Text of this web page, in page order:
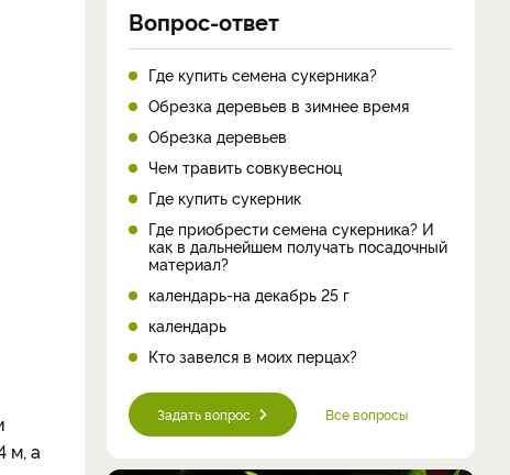
м, а
Вопрос-ответ
Где купить семена сукерника?
Обрезка деревьев в зимнее время
Обрезка деревьев
Чем травить совкувесноц
Где купить сукерник
Где приобрести семена сукерника? И
как в дальнейшем получать посадочный
материал?
календарь-на декабрь 25 г
календарь
Кто завелся в моих перцах?
Задать вопрос Все вопросы